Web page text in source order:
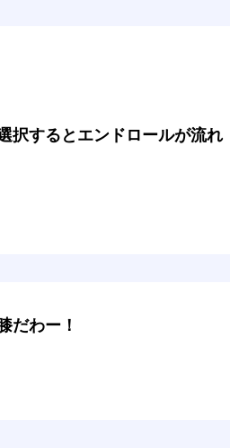
択するとエンドロールが流れ
だわー！